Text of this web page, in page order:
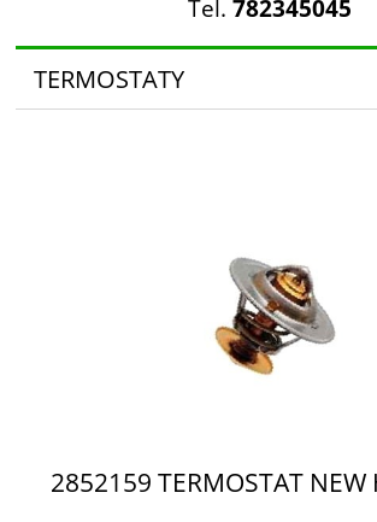
Tel. 782345045
TERMOSTATY
2852159 TERMOSTAT NEW